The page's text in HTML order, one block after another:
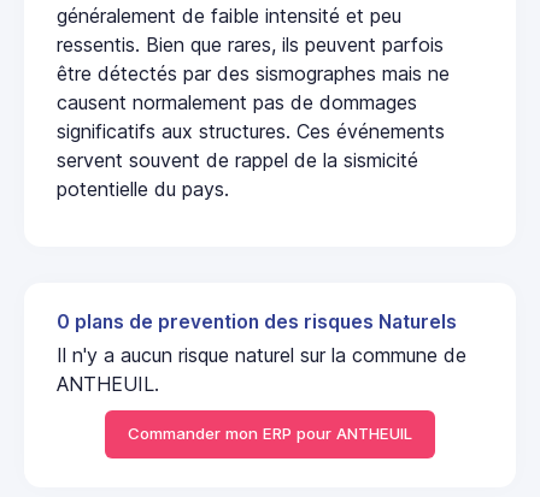
généralement de faible intensité et peu
ressentis. Bien que rares, ils peuvent parfois
être détectés par des sismographes mais ne
causent normalement pas de dommages
significatifs aux structures. Ces événements
servent souvent de rappel de la sismicité
potentielle du pays.
0 plans de prevention des risques Naturels
Il n'y a aucun risque naturel sur la commune de
ANTHEUIL.
Commander mon ERP pour ANTHEUIL